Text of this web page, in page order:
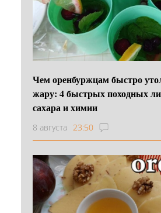
Чем оренбуржцам быстро
жару: 4 быстрых походных
сахара и химии
8 августа 23:50